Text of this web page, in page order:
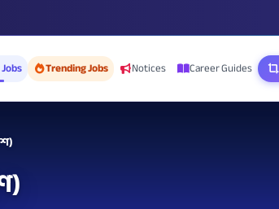
Trending Jobs Notices Career Guides